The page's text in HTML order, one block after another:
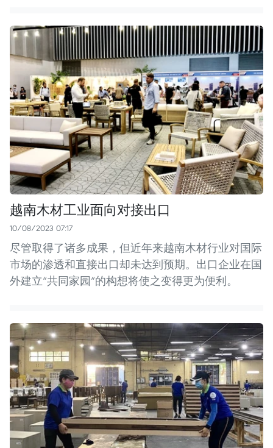
越南木材工业面向对接出口
10/08/2023 07:17
尽管取得了诸多成果，但近年来越南木材行业对国际
市场的渗透和直接出口却未达到预期。出口企业在国
外建立“共同家园”的构想将使之变得更为便利。